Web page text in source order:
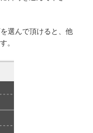
選んで頂けると、他
。